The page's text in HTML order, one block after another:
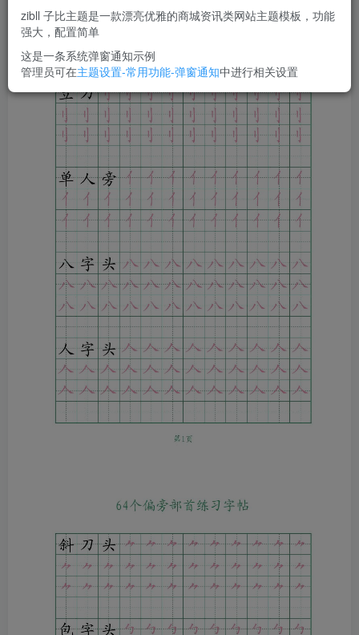
zibll 子比主题是一款漂亮优雅的商城资讯类网站主题模板，功能
强大，配置简单
这是一条系统弹窗通知示例
管理员可在主题设置-常用功能-弹窗通知中进行相关设置